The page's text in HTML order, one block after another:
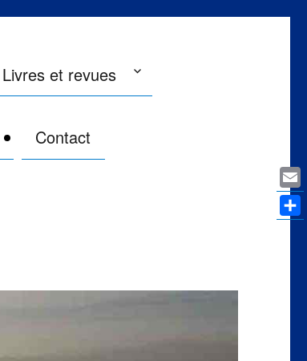
Livres et revues
Contact